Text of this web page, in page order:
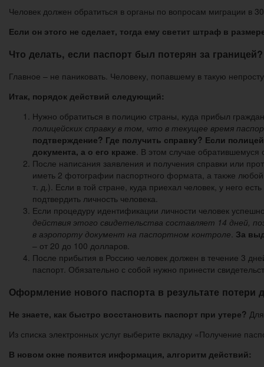
Человек должен обратиться в органы по вопросам миграции в
Если он этого не сделает, тогда ему светит штраф в
Что делать, если паспорт был потерян за границей?
Главное – не паниковать. Человеку, попавшему в такую
Итак, порядок действий следующий:
Нужно обратиться в полицию страны, куда прибыл
полицейских справку в том, что в текущее время
подтверждение? Где получить справку? Если
документа, а о его краже. В этом случае обратившемуся
После написания заявления и получения справки или
иметь 2 фотографии паспортного формата, а также
т. д.). Если в той стране, куда приехал человек, у него
подтвердить личность человека.
Если процедуру идентификации личности человек
действия этого свидетельства составляет 14 дней,
в аэропорту документ на паспортном контроле. За
– от 20 до 100 долларов.
После прибытия в Россию человек должен в течение 3
паспорт. Обязательно с собой нужно принести
Оформление нового паспорта в результате потери
Не знаете, как быстро восстановить паспорт при утере?
Из списка электронных услуг выберите вкладку «Получение
В новом окне появится информация, алгоритм действий: